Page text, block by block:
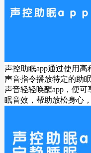
声控助眠app通过使用
声音指令播放特定的助
声音轻轻唤醒app，便
眠音效，帮助放松身心